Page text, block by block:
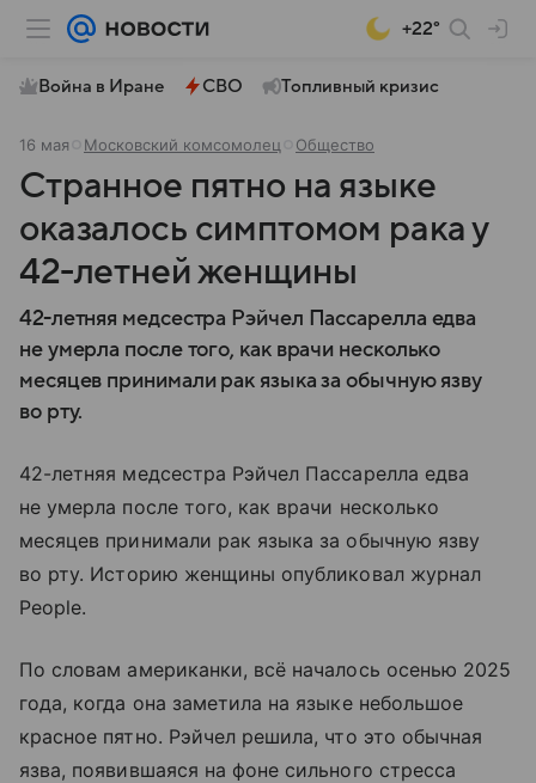
+22°
Война в Иране СВО Топливный кризис
16 мая Московский комсомолец Общество
Странное пятно на языке
оказалось симптомом рака у
42-летней женщины
42-летняя медсестра Рэйчел Пассарелла едва
не умерла после того, как врачи несколько
месяцев принимали рак языка за обычную язву
во рту.
42-летняя медсестра Рэйчел Пассарелла едва
не умерла после того, как врачи несколько
месяцев принимали рак языка за обычную язву
во рту. Историю женщины опубликовал журнал
People.
По словам американки, всё началось осенью 2025
года, когда она заметила на языке небольшое
красное пятно. Рэйчел решила, что это обычная
язва, появившаяся на фоне сильного стресса